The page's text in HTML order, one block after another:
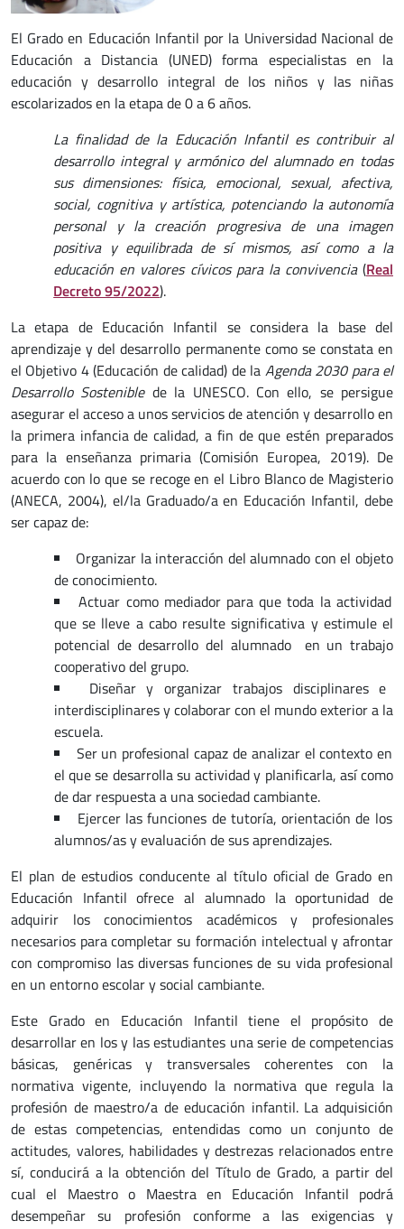
El Grado en Educación Infantil por la Universidad Nacional de
Educación a Distancia (UNED) forma especialistas en la
educación y desarrollo integral de los niños y las niñas
escolarizados en la etapa de 0 a 6 años.
La finalidad de la Educación Infantil es contribuir al
desarrollo integral y armónico del alumnado en todas
sus dimensiones: física, emocional, sexual, afectiva,
social, cognitiva y artística, potenciando la autonomía
personal y la creación progresiva de una imagen
positiva y equilibrada de sí mismos, así como a la
educación en valores cívicos para la convivencia(Real
Decreto 95/2022).
La etapa de Educación Infantil se considera la base del
aprendizaje y del desarrollo permanente como se constata en
el Objetivo 4 (Educación de calidad) de la Agenda 2030 para el
Desarrollo Sosteniblede la UNESCO. Con ello, se persigue
asegurar el acceso a unos servicios de atención y desarrollo en
la primera infancia de calidad, a fin de que estén preparados
para la enseñanza primaria (Comisión Europea, 2019). De
acuerdo con lo que se recoge en el Libro Blanco de Magisterio
(ANECA, 2004), el/la Graduado/a en Educación Infantil, debe
ser capaz de:
Organizar la interacción del alumnado con el objeto
de conocimiento.
Actuar como mediador para que toda la actividad
que se lleve a cabo resulte significativa y estimule el
potencial de desarrollo del alumnado en un trabajo
cooperativo del grupo.
Diseñar y organizar trabajos disciplinares e
interdisciplinares y colaborar con el mundo exterior a la
escuela.
Ser un profesional capaz de analizar el contexto en
el que se desarrolla su actividad y planificarla, así como
de dar respuesta a una sociedad cambiante.
Ejercer las funciones de tutoría, orientación de los
alumnos/as y evaluación de sus aprendizajes.
El plan de estudios conducente al título oficial de Grado en
Educación Infantil ofrece al alumnado la oportunidad de
adquirir los conocimientos académicos y profesionales
necesarios para completar su formación intelectual y afrontar
con compromiso las diversas funciones de su vida profesional
en un entorno escolar y social cambiante.
Este Grado en Educación Infantil tiene el propósito de
desarrollar en los y las estudiantes una serie de competencias
básicas, genéricas y transversales coherentes con la
normativa vigente, incluyendo la normativa que regula la
profesión de maestro/a de educación infantil. La adquisición
de estas competencias, entendidas como un conjunto de
actitudes, valores, habilidades y destrezas relacionados entre
sí, conducirá a la obtención del Título de Grado, a partir del
cual el Maestro o Maestra en Educación Infantil podrá
desempeñar su profesión conforme a las exigencias y